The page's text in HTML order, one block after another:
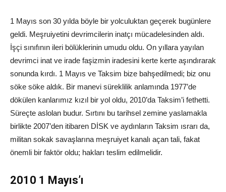
1 Mayıs son 30 yılda böyle bir yolculuktan geçerek bugünlere
geldi. Meşruiyetini devrimcilerin inatçı mücadelesinden aldı.
İşçi sınıfının ileri bölüklerinin umudu oldu. On yıllara yayılan
devrimci inat ve irade faşizmin iradesini kerte kerte aşındırarak
sonunda kırdı. 1 Mayıs ve Taksim bize bahşedilmedi; biz onu
söke söke aldık. Bir manevi süreklilik anlamında 1977’de
dökülen kanlarımız kızıl bir yol oldu, 2010’da Taksim’i fethetti.
Süreçte aslolan budur. Sırtını bu tarihsel zemine yaslamakla
birlikte 2007’den itibaren DİSK ve aydınların Taksim ısrarı da,
militan sokak savaşlarına meşruiyet kanalı açan tali, fakat
önemli bir faktör oldu; hakları teslim edilmelidir.
2010 1 Mayıs’ı